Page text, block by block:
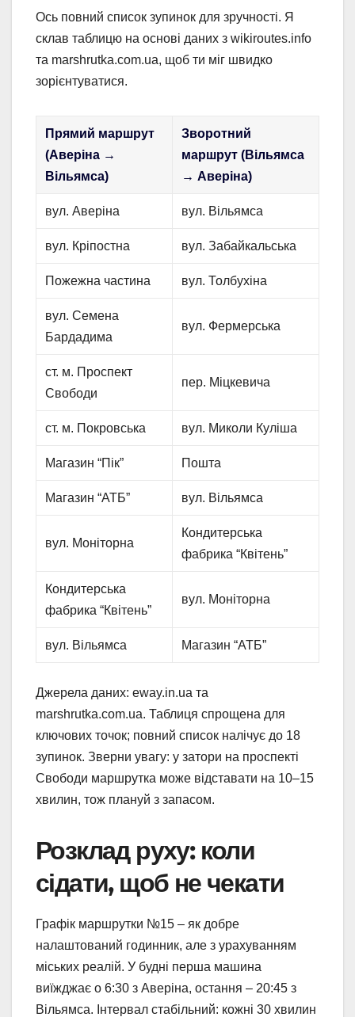
Ось повний список зупинок для зручності. Я
склав таблицю на основі даних з wikiroutes.info
та marshrutka.com.ua, щоб ти міг швидко
зорієнтуватися.
Прямий маршрут
(Аверіна →
Вільямса)
Зворотний
маршрут (Вільямса
→ Аверіна)
вул. Аверіна вул. Вільямса
вул. Кріпостна вул. Забайкальська
Пожежна частина вул. Толбухіна
вул. Семена
Бардадима
вул. Фермерська
ст. м. Проспект
Свободи
пер. Міцкевича
ст. м. Покровська вул. Миколи Куліша
Магазин “Пік” Пошта
Магазин “АТБ” вул. Вільямса
вул. Моніторна
Кондитерська
фабрика “Квітень”
Кондитерська
фабрика “Квітень”
вул. Моніторна
вул. Вільямса Магазин “АТБ”
Джерела даних: eway.in.ua та
marshrutka.com.ua. Таблиця спрощена для
ключових точок; повний список налічує до 18
зупинок. Зверни увагу: у затори на проспекті
Свободи маршрутка може відставати на 10–15
хвилин, тож плануй з запасом.
Розклад руху: коли
сідати, щоб не чекати
Графік маршрутки №15 – як добре
налаштований годинник, але з урахуванням
міських реалій. У будні перша машина
виїжджає о 6:30 з Аверіна, остання – 20:45 з
Вільямса. Інтервал стабільний: кожні 30 хвилин